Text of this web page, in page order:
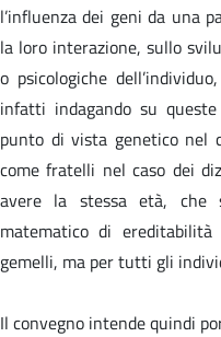
l’influenza dei geni da una
la loro interazione, sullo
o psicologiche
infatti indagando su
punto di vista genetico nel
come fratelli nel caso dei
avere la stessa età, che
matematico di
gemelli, ma per tutti gli
Il convegno intende quindi